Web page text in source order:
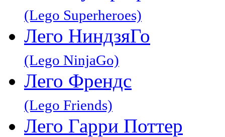
(Lego Superheroes)
Лего НиндзяГо
(Lego NinjaGo)
Лего Френдс
(Lego Friends)
Лего Гарри Поттер